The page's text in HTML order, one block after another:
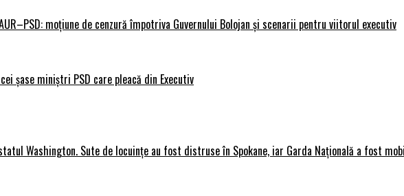
moțiune de cenzură împotriva Guvernului Bolojan și scenarii pentru viitorul executiv
șase miniștri PSD care pleacă din Executiv
Washington. Sute de locuințe au fost distruse în Spokane, iar Garda Națională a fost